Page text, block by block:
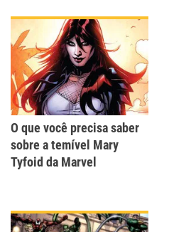
O que você precisa saber
sobre a temível Mary
Tyfoid da Marvel